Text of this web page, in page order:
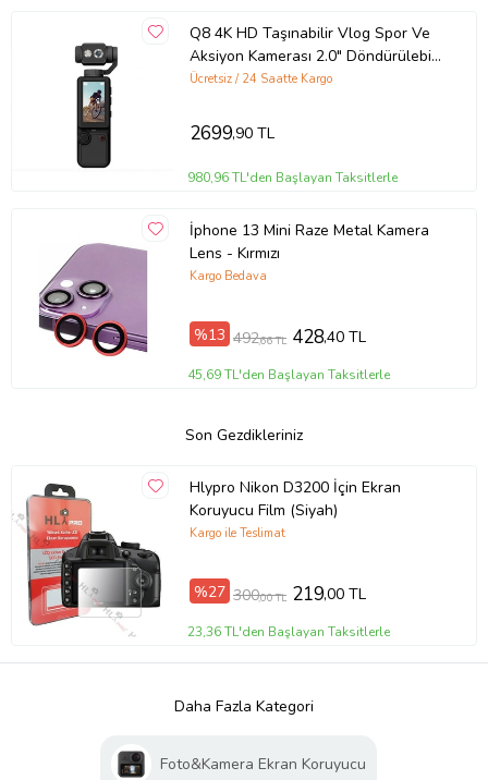
Q8 4K HD Taşınabilir Vlog Spor Ve
Aksiyon Kamerası 2.0" Döndürülebilir
IPS Ekran
Ücretsiz / 24 Saatte Kargo
2699,90 TL
980,96 TL'den Başlayan Taksitlerle
İphone 13 Mini Raze Metal Kamera
Lens - Kırmızı
Kargo Bedava
%13 492,66 TL 428,40 TL
45,69 TL'den Başlayan Taksitlerle
Son Gezdikleriniz
Hlypro Nikon D3200 İçin Ekran
Koruyucu Film (Siyah)
Kargo ile Teslimat
%27 300,00 TL 219,00 TL
23,36 TL'den Başlayan Taksitlerle
Daha Fazla Kategori
Foto&Kamera Ekran Koruyucu